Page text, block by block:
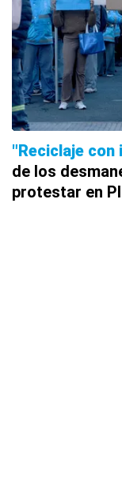
"Reciclaje con
de los
protestar en